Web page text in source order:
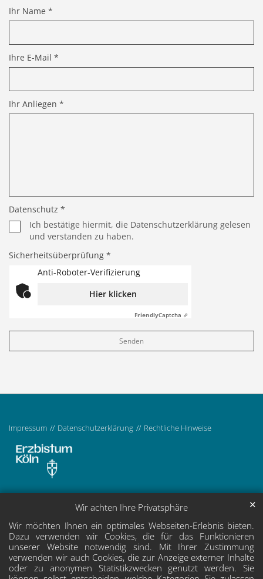
Wir achten Ihre Privatsphäre
Wir möchten Ihnen ein optimales Webseiten-Erlebnis bieten.
Dazu verwenden wir Cookies, die für das Funktionieren
unserer Website notwendig sind. Mit Ihrer Zustimmung
verwenden wir auch Cookies, die zur Anzeige externer Inhalte
oder zu anonymen Statistikzwecken genutzt werden. Sie
✕
Ihr Name *
Ihre E-Mail *
Ihr Anliegen *
Datenschutz *
Ich bestätige hiermit, die Datenschutzerklärung gelesen
und verstanden zu haben.
Sicherheitsüberprüfung *
Anti-Roboter-Verifizierung
Hier klicken
FriendlyCaptcha ⇗
Impressum Datenschutzerklärung Rechtliche Hinweise